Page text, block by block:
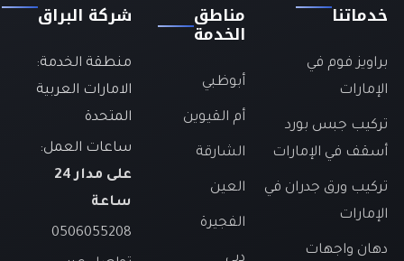
فوم في
جبس بورد
في الإمارات
ورق جدران في
واجهات
مناطق
الخدمة
أبوظبي
أم القيوين
الشارقة
العين
الفجيرة
شركة البراق
منطقة الخدمة:
الامارات العربية
المتحدة
ساعات العمل:
على مدار 24
ساعة
0506055208